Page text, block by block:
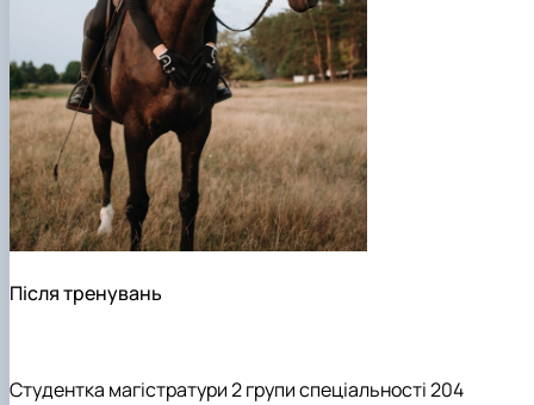
Після тренувань
Студентка магістратури 2 групи спеціальності 204